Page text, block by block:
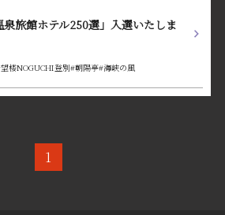
旅館ホテル250選」入選いたしま
楼NOGUCHI登別#朝陽亭#海峡の風
1